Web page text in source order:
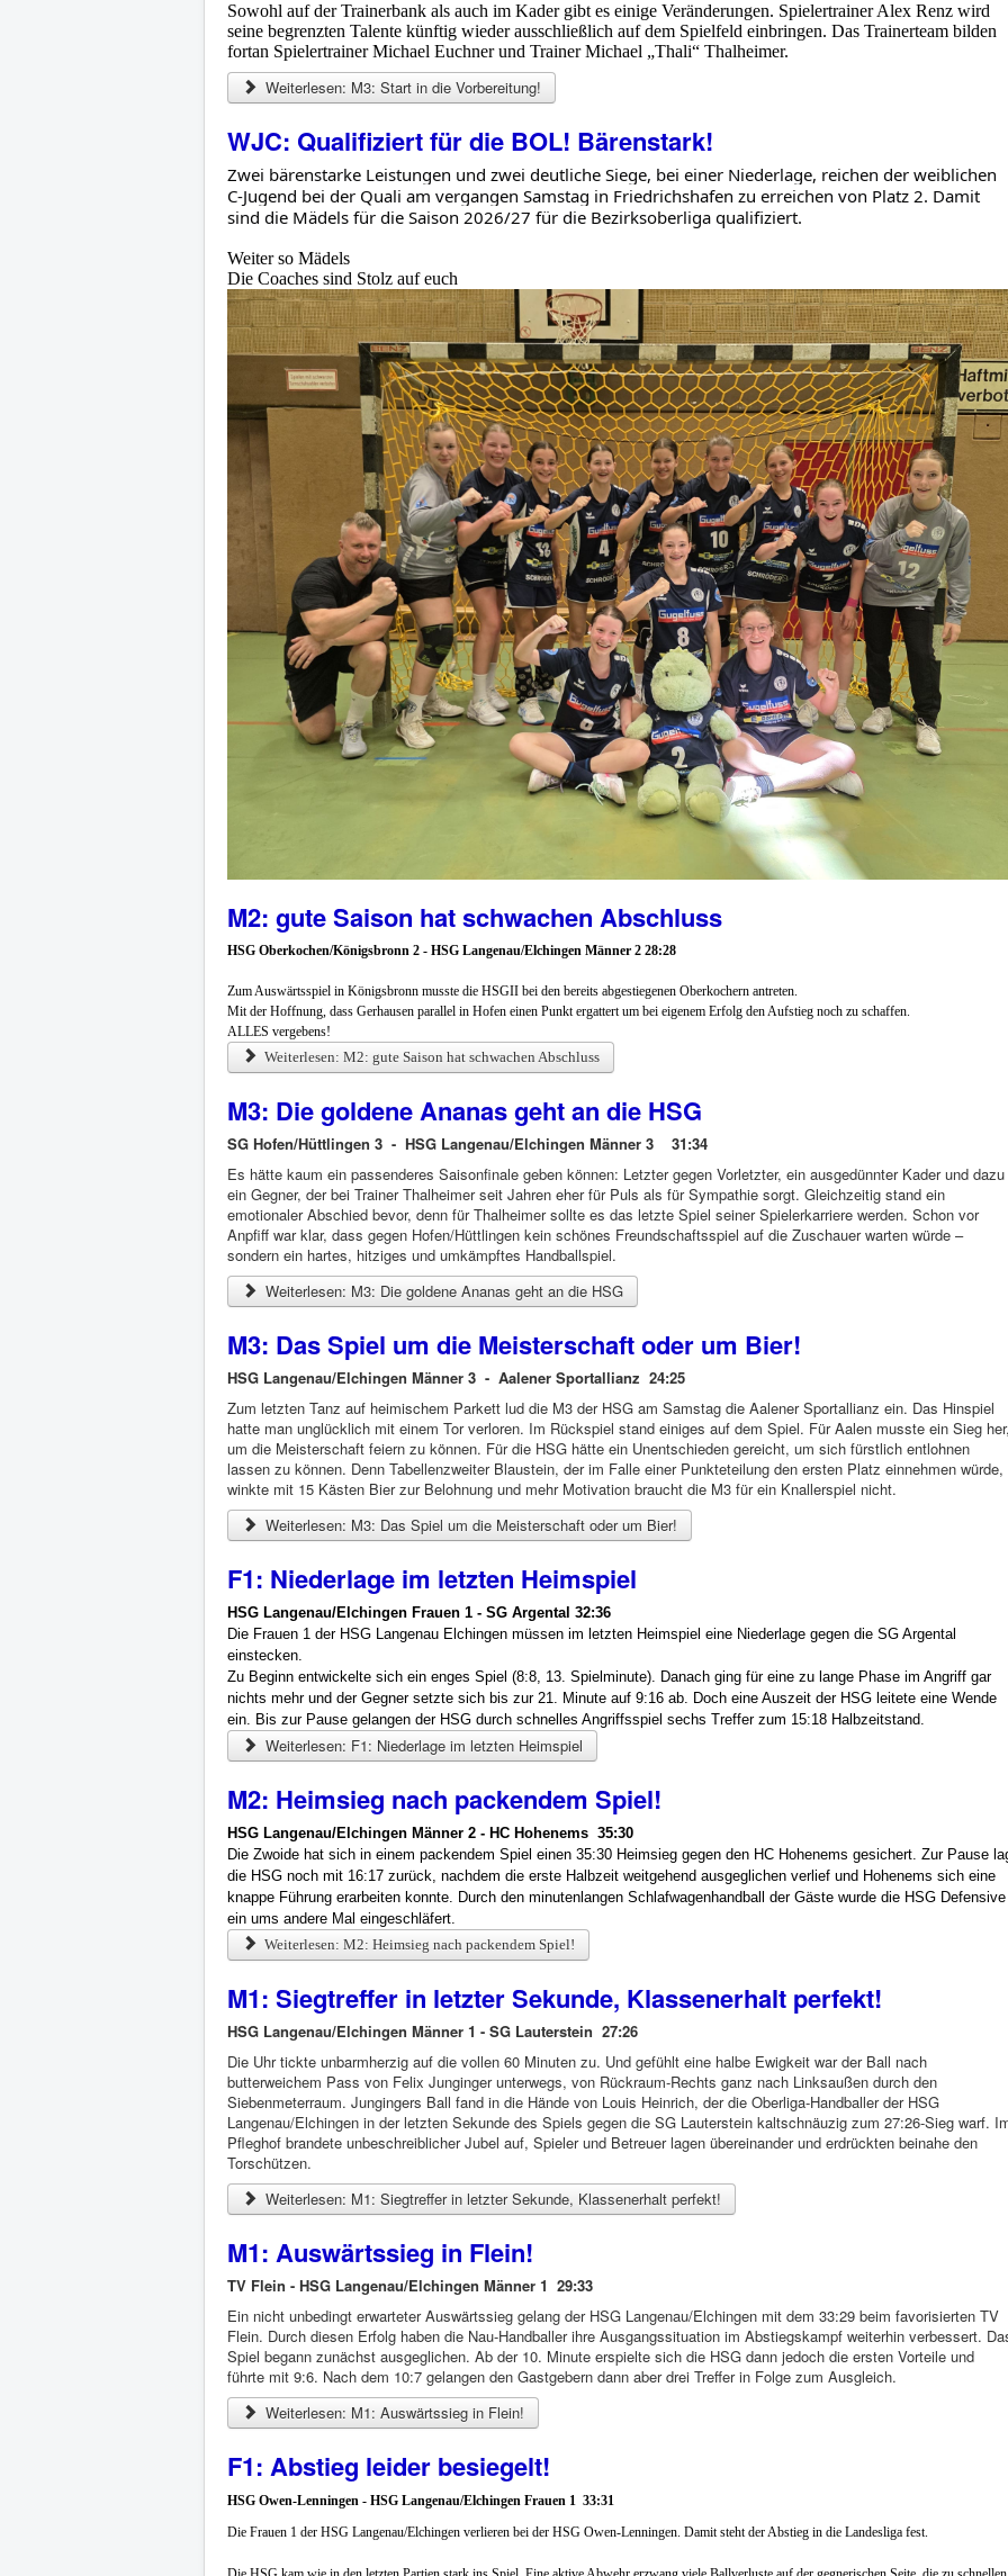
Sowohl auf der Trainerbank als auch im Kader gibt es einige Veränderungen. Spielertrainer Alex Renz wird
seine begrenzten Talente künftig wieder ausschließlich auf dem Spielfeld einbringen. Das Trainerteam bilden
fortan Spielertrainer Michael Euchner und Trainer Michael „Thali“ Thalheimer.
Weiterlesen: M3: Start in die Vorbereitung!
WJC: Qualifiziert für die BOL! Bärenstark!
Zwei bärenstarke Leistungen und zwei deutliche Siege, bei einer Niederlage, reichen der weiblichen
C-Jugend bei der Quali am vergangen Samstag in Friedrichshafen zu erreichen von Platz 2. Damit
sind die Mädels für die Saison 2026/27 für die Bezirksoberliga qualifiziert.
Weiter so Mädels
Die Coaches sind Stolz auf euch
M2: gute Saison hat schwachen Abschluss
HSG Oberkochen/Königsbronn 2 - HSG Langenau/Elchingen Männer 2 28:28
Zum Auswärtsspiel in Königsbronn musste die HSGII bei den bereits abgestiegenen Oberkochern antreten.
Mit der Hoffnung, dass Gerhausen parallel in Hofen einen Punkt ergattert um bei eigenem Erfolg den Aufstieg noch zu schaffen.
ALLES vergebens!
Weiterlesen: M2: gute Saison hat schwachen Abschluss
M3: Die goldene Ananas geht an die HSG
SG Hofen/Hüttlingen 3 - HSG Langenau/Elchingen Männer 3 31:34
Es hätte kaum ein passenderes Saisonfinale geben können: Letzter gegen Vorletzter, ein ausgedünnter Kader und dazu
ein Gegner, der bei Trainer Thalheimer seit Jahren eher für Puls als für Sympathie sorgt. Gleichzeitig stand ein
emotionaler Abschied bevor, denn für Thalheimer sollte es das letzte Spiel seiner Spielerkarriere werden. Schon vor
Anpfiff war klar, dass gegen Hofen/Hüttlingen kein schönes Freundschaftsspiel auf die Zuschauer warten würde –
sondern ein hartes, hitziges und umkämpftes Handballspiel.
Weiterlesen: M3: Die goldene Ananas geht an die HSG
M3: Das Spiel um die Meisterschaft oder um Bier!
HSG Langenau/Elchingen Männer 3 - Aalener Sportallianz 24:25
Zum letzten Tanz auf heimischem Parkett lud die M3 der HSG am Samstag die Aalener Sportallianz ein. Das Hinspiel
hatte man unglücklich mit einem Tor verloren. Im Rückspiel stand einiges auf dem Spiel. Für Aalen musste ein Sieg
um die Meisterschaft feiern zu können. Für die HSG hätte ein Unentschieden gereicht, um sich fürstlich entlohnen
lassen zu können. Denn Tabellenzweiter Blaustein, der im Falle einer Punkteteilung den ersten Platz einnehmen würde,
winkte mit 15 Kästen Bier zur Belohnung und mehr Motivation braucht die M3 für ein Knallerspiel nicht.
Weiterlesen: M3: Das Spiel um die Meisterschaft oder um Bier!
F1: Niederlage im letzten Heimspiel
HSG Langenau/Elchingen Frauen 1 - SG Argental 32:36
Die Frauen 1 der HSG Langenau Elchingen müssen im letzten Heimspiel eine Niederlage gegen die SG Argental
einstecken.
Zu Beginn entwickelte sich ein enges Spiel (8:8, 13. Spielminute). Danach ging für eine zu lange Phase im Angriff gar
nichts mehr und der Gegner setzte sich bis zur 21. Minute auf 9:16 ab. Doch eine Auszeit der HSG leitete eine Wende
ein. Bis zur Pause gelangen der HSG durch schnelles Angriffsspiel sechs Treffer zum 15:18 Halbzeitstand.
Weiterlesen: F1: Niederlage im letzten Heimspiel
M2: Heimsieg nach packendem Spiel!
HSG Langenau/Elchingen Männer 2 - HC Hohenems 35:30
Die Zwoide hat sich in einem packendem Spiel einen 35:30 Heimsieg gegen den HC Hohenems gesichert. Zur Pause
die HSG noch mit 16:17 zurück, nachdem die erste Halbzeit weitgehend ausgeglichen verlief und Hohenems sich eine
knappe Führung erarbeiten konnte. Durch den minutenlangen Schlafwagenhandball der Gäste wurde die HSG Defensive
ein ums andere Mal eingeschläfert.
Weiterlesen: M2: Heimsieg nach packendem Spiel!
M1: Siegtreffer in letzter Sekunde, Klassenerhalt perfekt!
HSG Langenau/Elchingen Männer 1 - SG Lauterstein 27:26
Die Uhr tickte unbarmherzig auf die vollen 60 Minuten zu. Und gefühlt eine halbe Ewigkeit war der Ball nach
butterweichem Pass von Felix Junginger unterwegs, von Rückraum-Rechts ganz nach Linksaußen durch den
Siebenmeterraum. Jungingers Ball fand in die Hände von Louis Heinrich, der die Oberliga-Handballer der HSG
Langenau/Elchingen in der letzten Sekunde des Spiels gegen die SG Lauterstein kaltschnäuzig zum 27:26-Sieg warf.
Pfleghof brandete unbeschreiblicher Jubel auf, Spieler und Betreuer lagen übereinander und erdrückten beinahe den
Torschützen.
Weiterlesen: M1: Siegtreffer in letzter Sekunde, Klassenerhalt perfekt!
M1: Auswärtssieg in Flein!
TV Flein - HSG Langenau/Elchingen Männer 1 29:33
Ein nicht unbedingt erwarteter Auswärtssieg gelang der HSG Langenau/Elchingen mit dem 33:29 beim favorisierten TV
Flein. Durch diesen Erfolg haben die Nau-Handballer ihre Ausgangssituation im Abstiegskampf weiterhin verbessert.
Spiel begann zunächst ausgeglichen. Ab der 10. Minute erspielte sich die HSG dann jedoch die ersten Vorteile und
führte mit 9:6. Nach dem 10:7 gelangen den Gastgebern dann aber drei Treffer in Folge zum Ausgleich.
Weiterlesen: M1: Auswärtssieg in Flein!
F1: Abstieg leider besiegelt!
HSG Owen-Lenningen - HSG Langenau/Elchingen Frauen 1 33:31
Die Frauen 1 der HSG Langenau/Elchingen verlieren bei der HSG Owen-Lenningen. Damit steht der Abstieg in die Landesliga fest.